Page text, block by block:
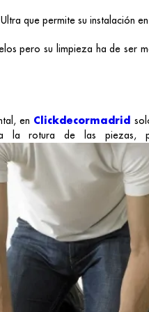
que permite su instalación
pero su limpieza ha de ser
en Clickdecormadrid
la rotura de las piezas,